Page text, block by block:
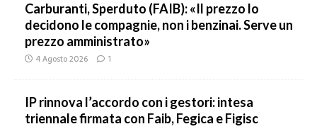
Carburanti, Sperduto (FAIB): «Il prezzo lo
decidono le compagnie, non i benzinai. Serve un
prezzo amministrato»
4 Agosto 2026 1
IP rinnova l’accordo con i gestori: intesa
triennale firmata con Faib, Fegica e Figisc